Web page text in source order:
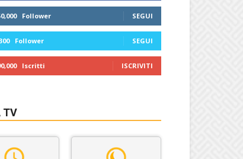
Follower SEGUI
Follower SEGUI
Iscritti ISCRIVITI
TV